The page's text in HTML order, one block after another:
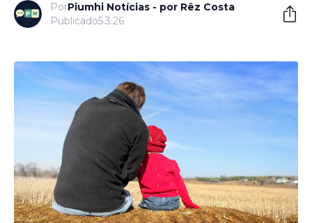
PorPiumhi Notícias - por Rêz Costa
Publicado5.3.26